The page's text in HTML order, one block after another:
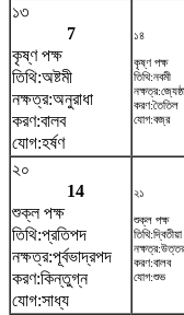
১৩
7
কৃষ্ণ পক্ষ
তিথি:অষ্টমী
নক্ষত্র:অনুরাধা
করণ:বালব
যোগ:হর্ষণ
১৪
কৃষ্ণ পক্ষ
তিথি:নবমী
নক্ষত্র:জ্যেষ্ঠা
করণ:তৈতিল
যোগ:বজ্র
২০
14
শুক্ল পক্ষ
তিথি:প্রতিপদ
নক্ষত্র:পূর্বভাদ্রপদ
করণ:কিন্তুগ্ন
যোগ:সাধ্য
২১
শুক্ল পক্ষ
তিথি:দ্বিতীয়া
করণ:বালব
যোগ:শুভ